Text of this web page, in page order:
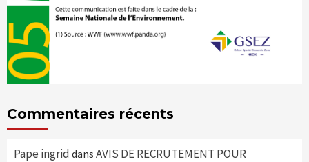
Commentaires récents
Pape ingrid dans AVIS DE RECRUTEMENT POUR